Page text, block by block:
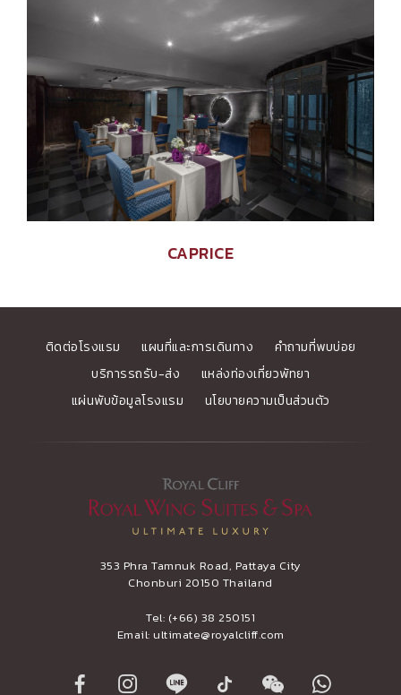
CAPRICE
ติดต่อโรงแรม แผนที่และการเดินทาง
คำถามที่พบบ่อย
บริการรถรับ-ส่ง
แหล่งท่องเที่ยวพัทยา
แผ่นพับข้อมูลโรงแรม
นโยบายความเป็นส่วนตัว
353 Phra Tamnuk Road, Pattaya City
Chonburi 20150 Thailand
Tel: (+66) 38 250151
Email: ultimate@royalcliff.com